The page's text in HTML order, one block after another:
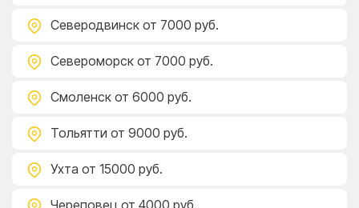
Северодвинск от 7000 руб.
Североморск от 7000 руб.
Смоленск от 6000 руб.
Тольятти от 9000 руб.
Ухта от 15000 руб.